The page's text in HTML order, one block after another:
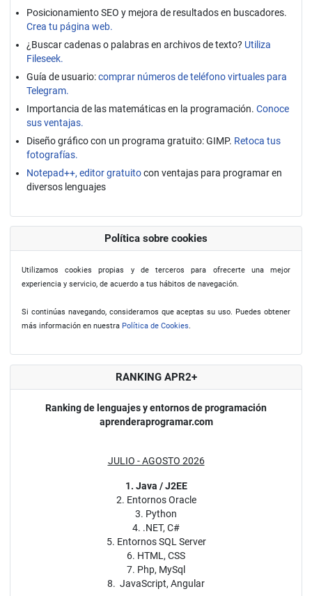
Posicionamiento SEO y mejora de resultados en buscadores.
Crea tu página web.
¿Buscar cadenas o palabras en archivos de texto? Utiliza
Fileseek.
Guía de usuario:comprar números de teléfono virtuales para
Telegram.
Importancia de las matemáticas en la programación. Conoce
sus ventajas.
Diseño gráfico con un programa gratuito: GIMP. Retoca tus
fotografías.
Notepad++, editor gratuitocon ventajas para programar en
diversos lenguajes
Política sobre cookies
Utilizamos cookies propias y de terceros para ofrecerte una mejor
experiencia y servicio, de acuerdo a tus hábitos de navegación.
Si continúas navegando, consideramos que aceptas su uso. Puedes obtener
más información en nuestra Política de Cookies.
RANKING APR2+
Ranking de lenguajes y entornos de programación
aprenderaprogramar.com
JULIO - AGOSTO 2026
1. Java / J2EE
2. Entornos Oracle
3. Python
4. .NET, C#
5. Entornos SQL Server
6. HTML, CSS
7. Php, MySql
8. JavaScript, Angular